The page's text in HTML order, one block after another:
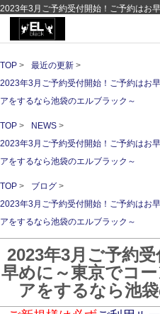
2023年3月ご予約受付開始！ご予約はお
をするなら池袋のエルブラック～ ｜ 最
ルブラック - コーンロウブレイズの専門店
TOP
最近の更新
2023年3月ご予約受付開始！ご予約はお
アをするなら池袋のエルブラック～
TOP
NEWS
2023年3月ご予約受付開始！ご予約はお
アをするなら池袋のエルブラック～
TOP
ブログ
2023年3月ご予約受付開始！ご予約はお
アをするなら池袋のエルブラック～
2023年3月ご予約
早めに～東京でコ
アをするなら池